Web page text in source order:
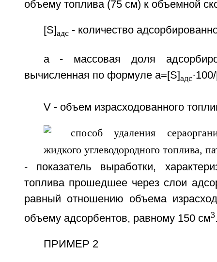
объему топлива (75 см) к объемной
[S]адс- количество
a - массовая доля
вычисленная по формуле a=[S]адс
V - объем израсходованного
- показатель выработки,
топлива прошедшее через слои
равный отношению объема
объему адсорбентов, равному 150 см3
ПРИМЕР 2